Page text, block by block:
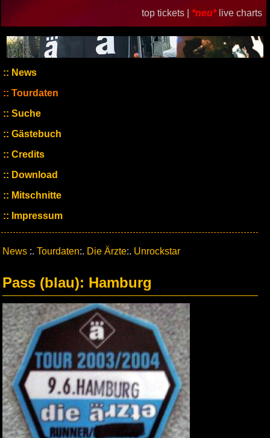
top tickets | *neu* live charts
News
Tourdaten
Suche
Gästebuch
Credits
Download
Mitschnitte
Impressum
News :. Tourdaten:. Die Ärzte:. Unrockstar
Pass (blau): Hamburg